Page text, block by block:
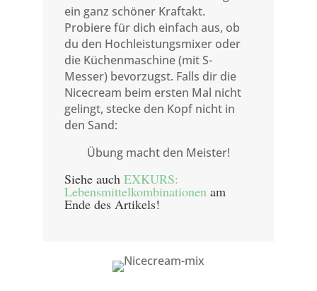
ein ganz schöner Kraftakt.
Probiere für dich einfach aus, ob
du den Hochleistungsmixer oder
die Küchenmaschine (mit S-
Messer) bevorzugst. Falls dir die
Nicecream beim ersten Mal nicht
gelingt, stecke den Kopf nicht in
den Sand:
Übung macht den Meister!
Siehe auch EXKURS:
Lebensmittelkombinationenam
Ende des Artikels!